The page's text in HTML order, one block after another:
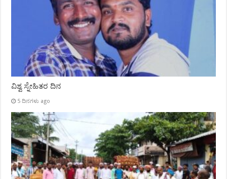
ವಿಶ್ವ ಸ್ನೇಹಿತರ ದಿನ
5 ದಿನಗಳು ago